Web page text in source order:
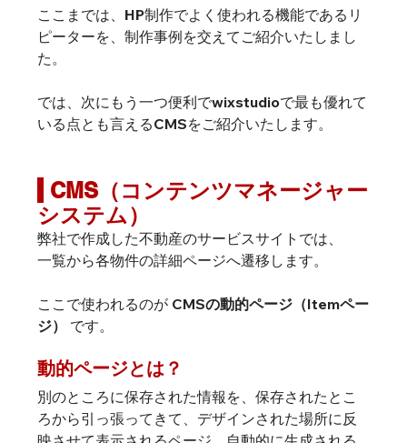
ここまでは、HP制作でよく使われる機能であるリ
ピーターを、制作事例を交えてご紹介いたしまし
た。
では、次にもう一つ便利でwixstudioで最も優れて
いる点とも言えるCMSをご紹介いたします。
CMS（コンテンツマネージャー
システム）
弊社で作成した不動産のサービスサイトでは、
一覧から各物件の詳細ページへ遷移します。
ここで使われるのが CMSの動的ページ（Itemペー
ジ）
です。
動的ページとは？
別のところに保存された情報を、保存されたとこ
ろから引っ張ってきて、デザインされた場所に反